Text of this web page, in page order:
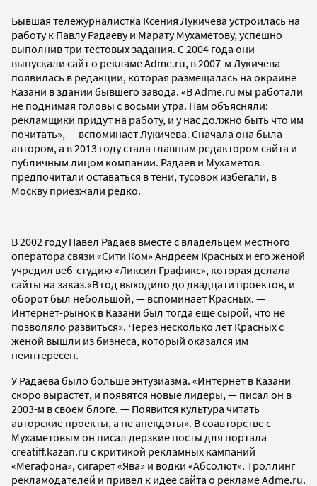
Бывшая тележурналистка Ксения Лукичева устроилась на
работу к Павлу Радаеву и Марату Мухаметову, успешно
выполнив три тестовых задания. С 2004 года они
выпускали сайт о рекламе Adme.ru, в 2007-м Лукичева
появилась в редакции, которая размещалась на окраине
Казани в здании бывшего завода. «В Adme.ru мы работали
не поднимая головы с восьми утра. Нам объясняли:
рекламщики придут на работу, и у нас должно быть что им
почитать», — вспоминает Лукичева. Сначала она была
автором, а в 2013 году стала главным редактором сайта и
публичным лицом компании. Радаев и Мухаметов
предпочитали оставаться в тени, тусовок избегали, в
Москву приезжали редко.
В 2002 году Павел Радаев вместе с владельцем местного
оператора связи «Сити Ком» Андреем Красных и его женой
учредил веб-студию «Ликсил Графикс», которая делала
сайты на заказ.«В год выходило до двадцати проектов, и
оборот был небольшой, — вспоминает Красных. —
Интернет-рынок в Казани был тогда еще сырой, что не
позволяло развиться». Через несколько лет Красных с
женой вышли из бизнеса, который оказался им
неинтересен.
У Радаева было больше энтузиазма. «Интернет в Казани
скоро вырастет, и появятся новые лидеры, — писал он в
2003-м в своем блоге. — Появится культура читать
авторские проекты, а не анекдоты». В соавторстве с
Мухаметовым он писал дерзкие посты для портала
creatiff.kazan.ru с критикой рекламных кампаний
«Мегафона», сигарет «Ява» и водки «Абсолют». Троллинг
рекламодателей и привел к идее сайта о рекламе Adme.ru.